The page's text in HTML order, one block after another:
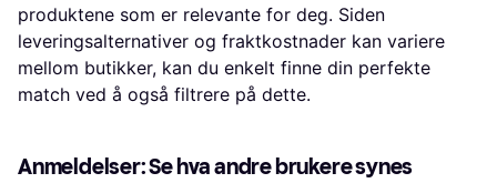
produktene som er relevante for deg. Siden
leveringsalternativer og fraktkostnader kan variere
mellom butikker, kan du enkelt finne din perfekte
match ved å også filtrere på dette.
Anmeldelser: Se hva andre brukere synes